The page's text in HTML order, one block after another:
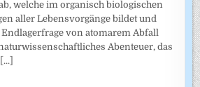
welche im organisch biologischen
aller Lebensvorgänge bildet und
von atomarem Abfall
Abenteuer, das
[...]